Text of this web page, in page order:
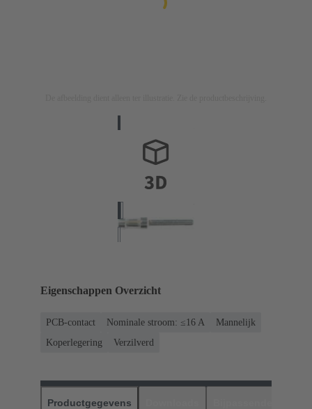
Eigenschappen Overzicht
PCB-contact Nominale stroom: ≤16 A
Mannelijk
Koperlegering
Verzilverd
Productgegevens